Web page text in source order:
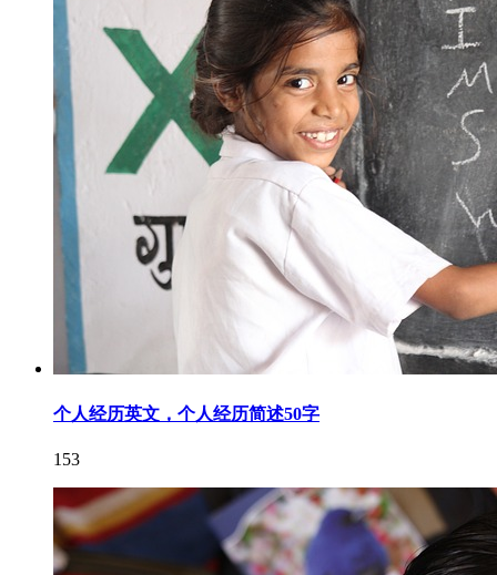
个人经历英文，个人经历简述50字
153